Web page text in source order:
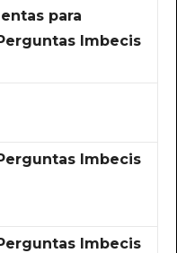
para
Imbecis
Imbecis
Imbecis